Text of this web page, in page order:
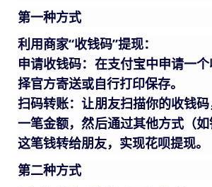
第一种方式
利用商家“收钱码”提现：
申请收钱码：在支付宝中申请一
择官方寄送或自行打印保存。
扫码转账：让朋友扫描你的收钱
一笔金额，然后通过其他方式（
这笔钱转给朋友，实现花呗提现。
第二种方式